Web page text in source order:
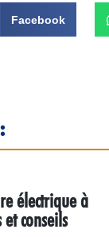
Facebook
électrique à
conseils